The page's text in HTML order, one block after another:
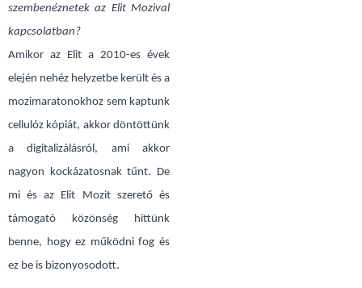
szembenéznetek az Elit Mozival
kapcsolatban?
Amikor az Elit a 2010-es évek
elején nehéz helyzetbe került és a
mozimaratonokhoz sem kaptunk
cellulóz kópiát, akkor döntöttünk
a digitalizálásról, ami akkor
nagyon kockázatosnak tűnt. De
mi és az Elit Mozit szerető és
támogató közönség hittünk
benne, hogy ez működni fog és
ez be is bizonyosodott.